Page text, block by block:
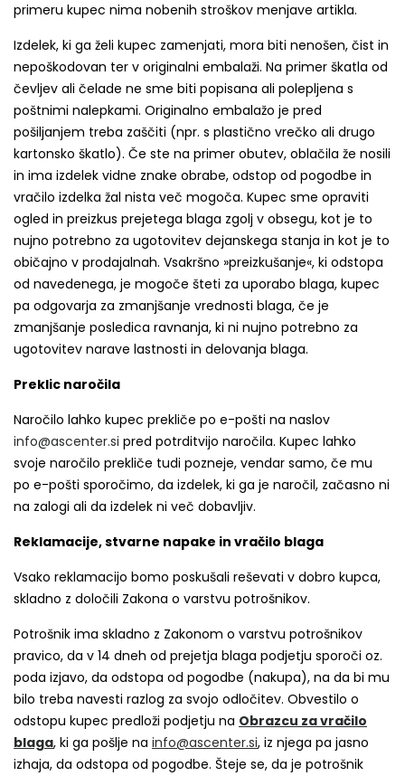
primeru kupec nima nobenih stroškov menjave artikla.
Izdelek, ki ga želi kupec zamenjati, mora biti nenošen, čist in
nepoškodovan ter v originalni embalaži. Na primer škatla od
čevljev ali čelade ne sme biti popisana ali polepljena s
poštnimi nalepkami. Originalno embalažo je pred
pošiljanjem treba zaščiti (npr. s plastično vrečko ali drugo
kartonsko škatlo). Če ste na primer obutev, oblačila že nosili
in ima izdelek vidne znake obrabe, odstop od pogodbe in
vračilo izdelka žal nista več mogoča. Kupec sme opraviti
ogled in preizkus prejetega blaga zgolj v obsegu, kot je to
nujno potrebno za ugotovitev dejanskega stanja in kot je to
običajno v prodajalnah. Vsakršno »preizkušanje«, ki odstopa
od navedenega, je mogoče šteti za uporabo blaga, kupec
pa odgovarja za zmanjšanje vrednosti blaga, če je
zmanjšanje posledica ravnanja, ki ni nujno potrebno za
ugotovitev narave lastnosti in delovanja blaga.
Preklic naročila
Naročilo lahko kupec prekliče po e-pošti na naslov
info@ascenter.si pred potrditvijo naročila. Kupec lahko
svoje naročilo prekliče tudi pozneje, vendar samo, če mu
po e-pošti sporočimo, da izdelek, ki ga je naročil, začasno ni
na zalogi ali da izdelek ni več dobavljiv.
Reklamacije, stvarne napake in vračilo blaga
Vsako reklamacijo bomo poskušali reševati v dobro kupca,
skladno z določili Zakona o varstvu potrošnikov.
Potrošnik ima skladno z Zakonom o varstvu potrošnikov
pravico, da v 14 dneh od prejetja blaga podjetju sporoči oz.
poda izjavo, da odstopa od pogodbe (nakupa), na da bi mu
bilo treba navesti razlog za svojo odločitev. Obvestilo o
odstopu kupec predloži podjetju na Obrazcu za vračilo
blaga, ki ga pošlje na info@ascenter.si, iz njega pa jasno
izhaja, da odstopa od pogodbe. Šteje se, da je potrošnik